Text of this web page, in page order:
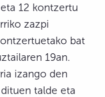
12 kontzertu
zazpi
bat
19an.
izango den
talde eta